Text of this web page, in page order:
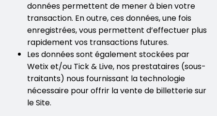
données permettent de mener à bien votre
transaction. En outre, ces données, une fois
enregistrées, vous permettent d’effectuer plus
rapidement vos transactions futures.
Les données sont également stockées par
Wetix et/ou Tick & Live, nos prestataires (sous-
traitants) nous fournissant la technologie
nécessaire pour offrir la vente de billetterie sur
le Site.